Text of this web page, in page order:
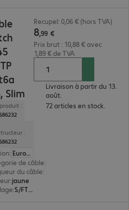
Slim
:
:
:
Europe
de câble:
du câble:
:jaune
: S/FTP (PIMF)
Recupel: 0,06 € (hors TVA)
8,99 €
Prix brut : 10,88 € avec
1,89 € de TVA
Livraison à partir du 13.
août.
72 articles en stock.